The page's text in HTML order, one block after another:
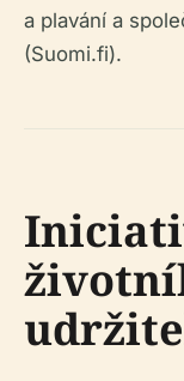
a plavání a
(Suomi.fi).